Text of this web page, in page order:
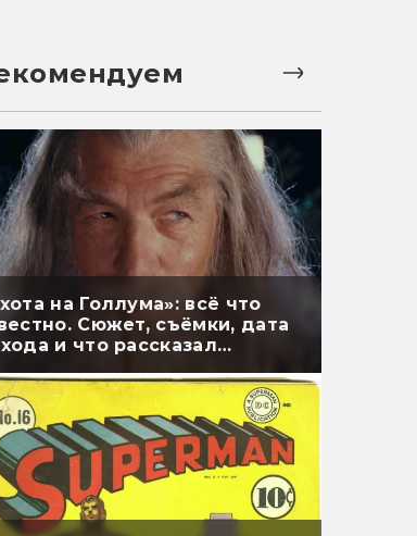
на Голлума»: всё что
Сюжет, съёмки, дата
и что рассказал